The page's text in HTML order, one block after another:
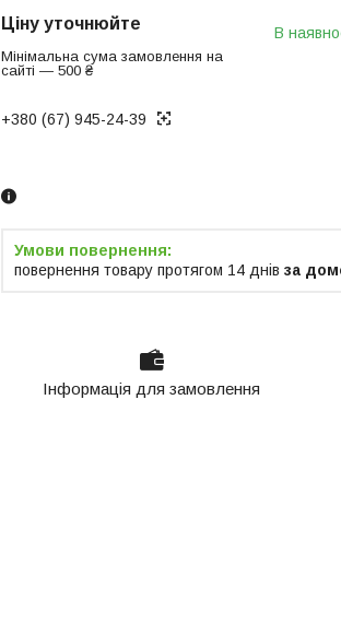
Ціну уточнюйте
Мінімальна сума замовлення на
сайті — 500 ₴
В
+380 (67) 945-24-39
повернення товару протягом 14 днів за
Інформація для замовлення